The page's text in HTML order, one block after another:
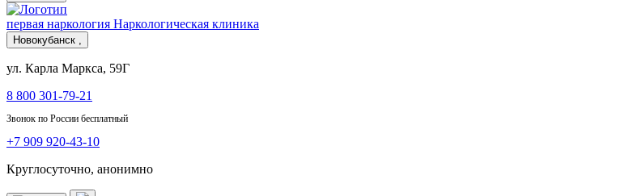
первая наркология Наркологическая клиника
Новокубанск ,
ул. Карла Маркса, 59Г
8 800 301-79-21
Звонок по России бесплатный
+7 909 920-43-10
Круглосуточно, анонимно